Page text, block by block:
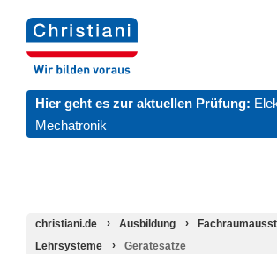
Hier geht es zur aktuellen Prüfung:
Mechatronik
christiani.de Ausbildung
Lehrsysteme
Gerätesätze